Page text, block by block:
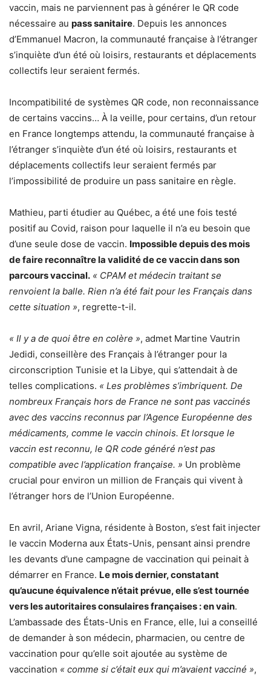
vaccin, mais ne parviennent pas à générer le QR code
nécessaire au pass sanitaire. Depuis les annonces
d’Emmanuel Macron, la communauté française à l’étranger
s’inquiète d’un été où loisirs, restaurants et déplacements
collectifs leur seraient fermés.
Incompatibilité de systèmes QR code, non reconnaissance
de certains vaccins… À la veille, pour certains, d’un retour
en France longtemps attendu, la communauté française à
l’étranger s’inquiète d’un été où loisirs, restaurants et
déplacements collectifs leur seraient fermés par
l’impossibilité de produire un pass sanitaire en règle.
Mathieu, parti étudier au Québec, a été une fois testé
positif au Covid, raison pour laquelle il n’a eu besoin que
d’une seule dose de vaccin. Impossible depuis des mois
de faire reconnaître la validité de ce vaccin dans son
parcours vaccinal. « CPAM et médecin traitant se
renvoient la balle. Rien n’a été fait pour les Français dans
cette situation », regrette-t-il.
« Il y a de quoi être en colère », admet Martine Vautrin
Jedidi, conseillère des Français à l’étranger pour la
circonscription Tunisie et la Libye, qui s’attendait à de
telles complications. « Les problèmes s’imbriquent. De
nombreux Français hors de France ne sont pas vaccinés
avec des vaccins reconnus par l’Agence Européenne des
médicaments, comme le vaccin chinois. Et lorsque le
vaccin est reconnu, le QR code généré n’est pas
compatible avec l’application française. » Un problème
crucial pour environ un million de Français qui vivent à
l’étranger hors de l’Union Européenne.
En avril, Ariane Vigna, résidente à Boston, s’est fait injecter
le vaccin Moderna aux États-Unis, pensant ainsi prendre
les devants d’une campagne de vaccination qui peinait à
démarrer en France. Le mois dernier, constatant
qu’aucune équivalence n’était prévue, elle s’est tournée
vers les autoritaires consulaires françaises : en vain.
L’ambassade des États-Unis en France, elle, lui a conseillé
de demander à son médecin, pharmacien, ou centre de
vaccination pour qu’elle soit ajoutée au système de
vaccination « comme si c’était eux qui m’avaient vacciné »,